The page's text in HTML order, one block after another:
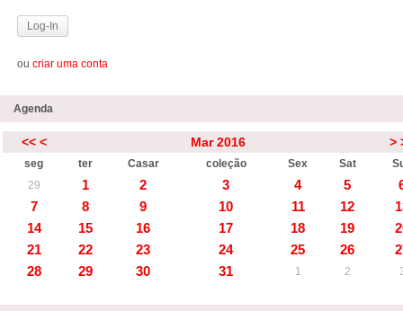
ou criar uma conta
Agenda
<< < Mar 2016 >
seg ter Casar coleção Sex Sat
29
1 2 3 4 5
7
8 9 10 11 12
14
15 16 17 18 19
21
22 23 24 25 26
28
29 30 31 1 2